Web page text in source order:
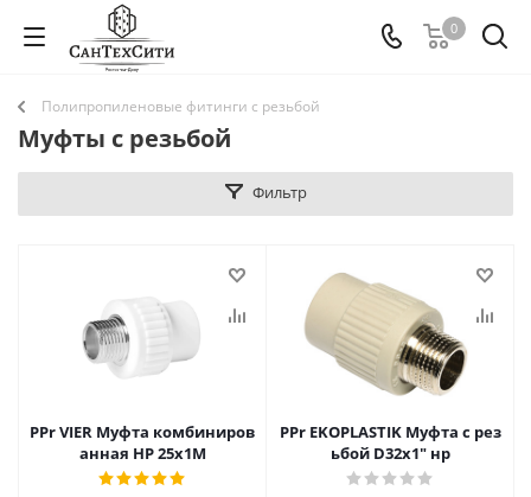
0
Полипропиленовые фитинги с резьбой
Муфты с резьбой
Фильтр
PPr VIER Муфта комбиниров
анная HР 25х1M
PPr EKOPLASTIK Муфта с рез
ьбой D32х1" нр